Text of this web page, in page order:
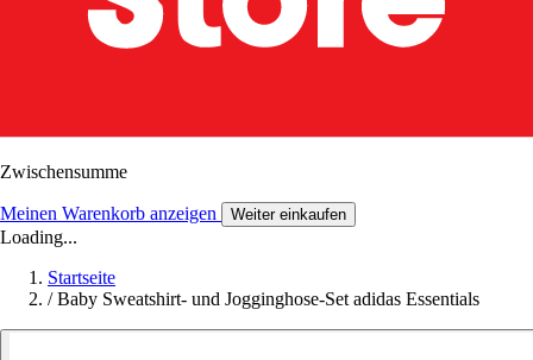
Zwischensumme
Meinen Warenkorb anzeigen Weiter einkaufen
Loading...
Startseite
/ Baby Sweatshirt- und Jogginghose-Set adidas Essentials